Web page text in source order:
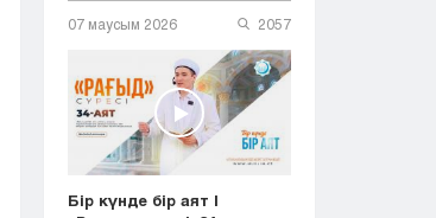
07 маусым 2026 2057
Бір күнде бір аят |